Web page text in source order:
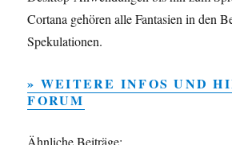
Cortana gehören alle Fantasien in den
Spekulationen.
» WEITERE INFOS UND
FORUM